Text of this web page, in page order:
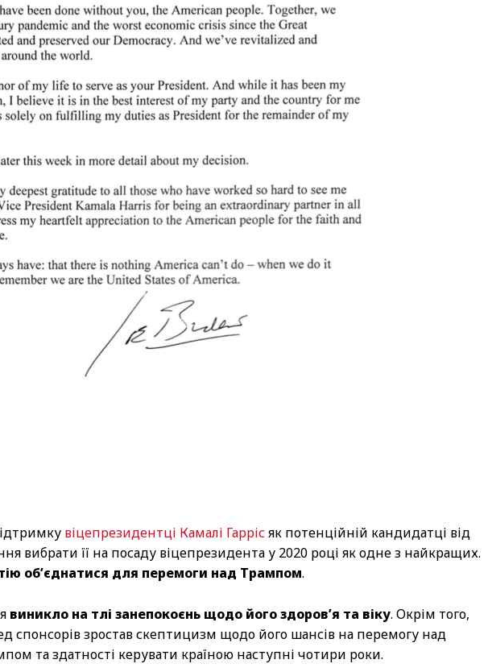
віцепрезидентці Камалі Гаррісяк потенційній кандидатці від
вибрати її на посаду віцепрезидента у 2020 році як одне з найкращих.
об’єднатися для перемоги над Трампом.
виникло на тлі занепокоєнь щодо його здоров’я та віку. Окрім того,
спонсорів зростав скептицизм щодо його шансів на перемогу над
та здатності керувати країною наступні чотири роки.